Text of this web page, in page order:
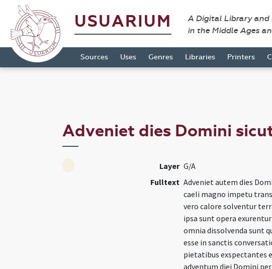
USUARIUM
A Digital Library
in the Middle Ages
Sources Uses Genres Libraries Printers
Adveniet dies Domini
Layer G/A
Fulltext Adveniet autem dies
caeli magno impetu
vero calore solventur
ipsa sunt opera
omnia dissolvenda sunt
esse in sanctis
pietatibus exspectantes
adventum diei Domini